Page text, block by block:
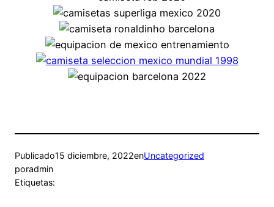
Publicado15 diciembre, 2022enUncategorized
poradmin
Etiquetas: